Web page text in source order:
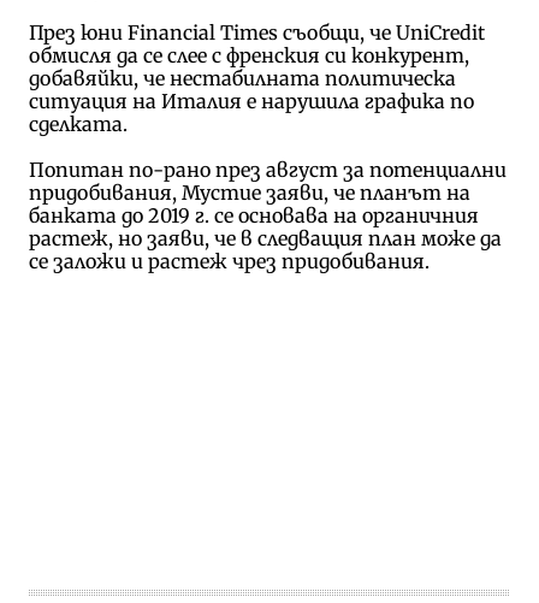
През юни Financial Times съобщи, че UniCredit
обмисля да се слее с френския си конкурент,
добавяйки, че нестабилната политическа
ситуация на Италия е нарушила графика по
сделката.
Попитан по-рано през август за потенциални
придобивания, Мустие заяви, че планът на
банката до 2019 г. се основава на органичния
растеж, но заяви, че в следващия план може да
се заложи и растеж чрез придобивания.